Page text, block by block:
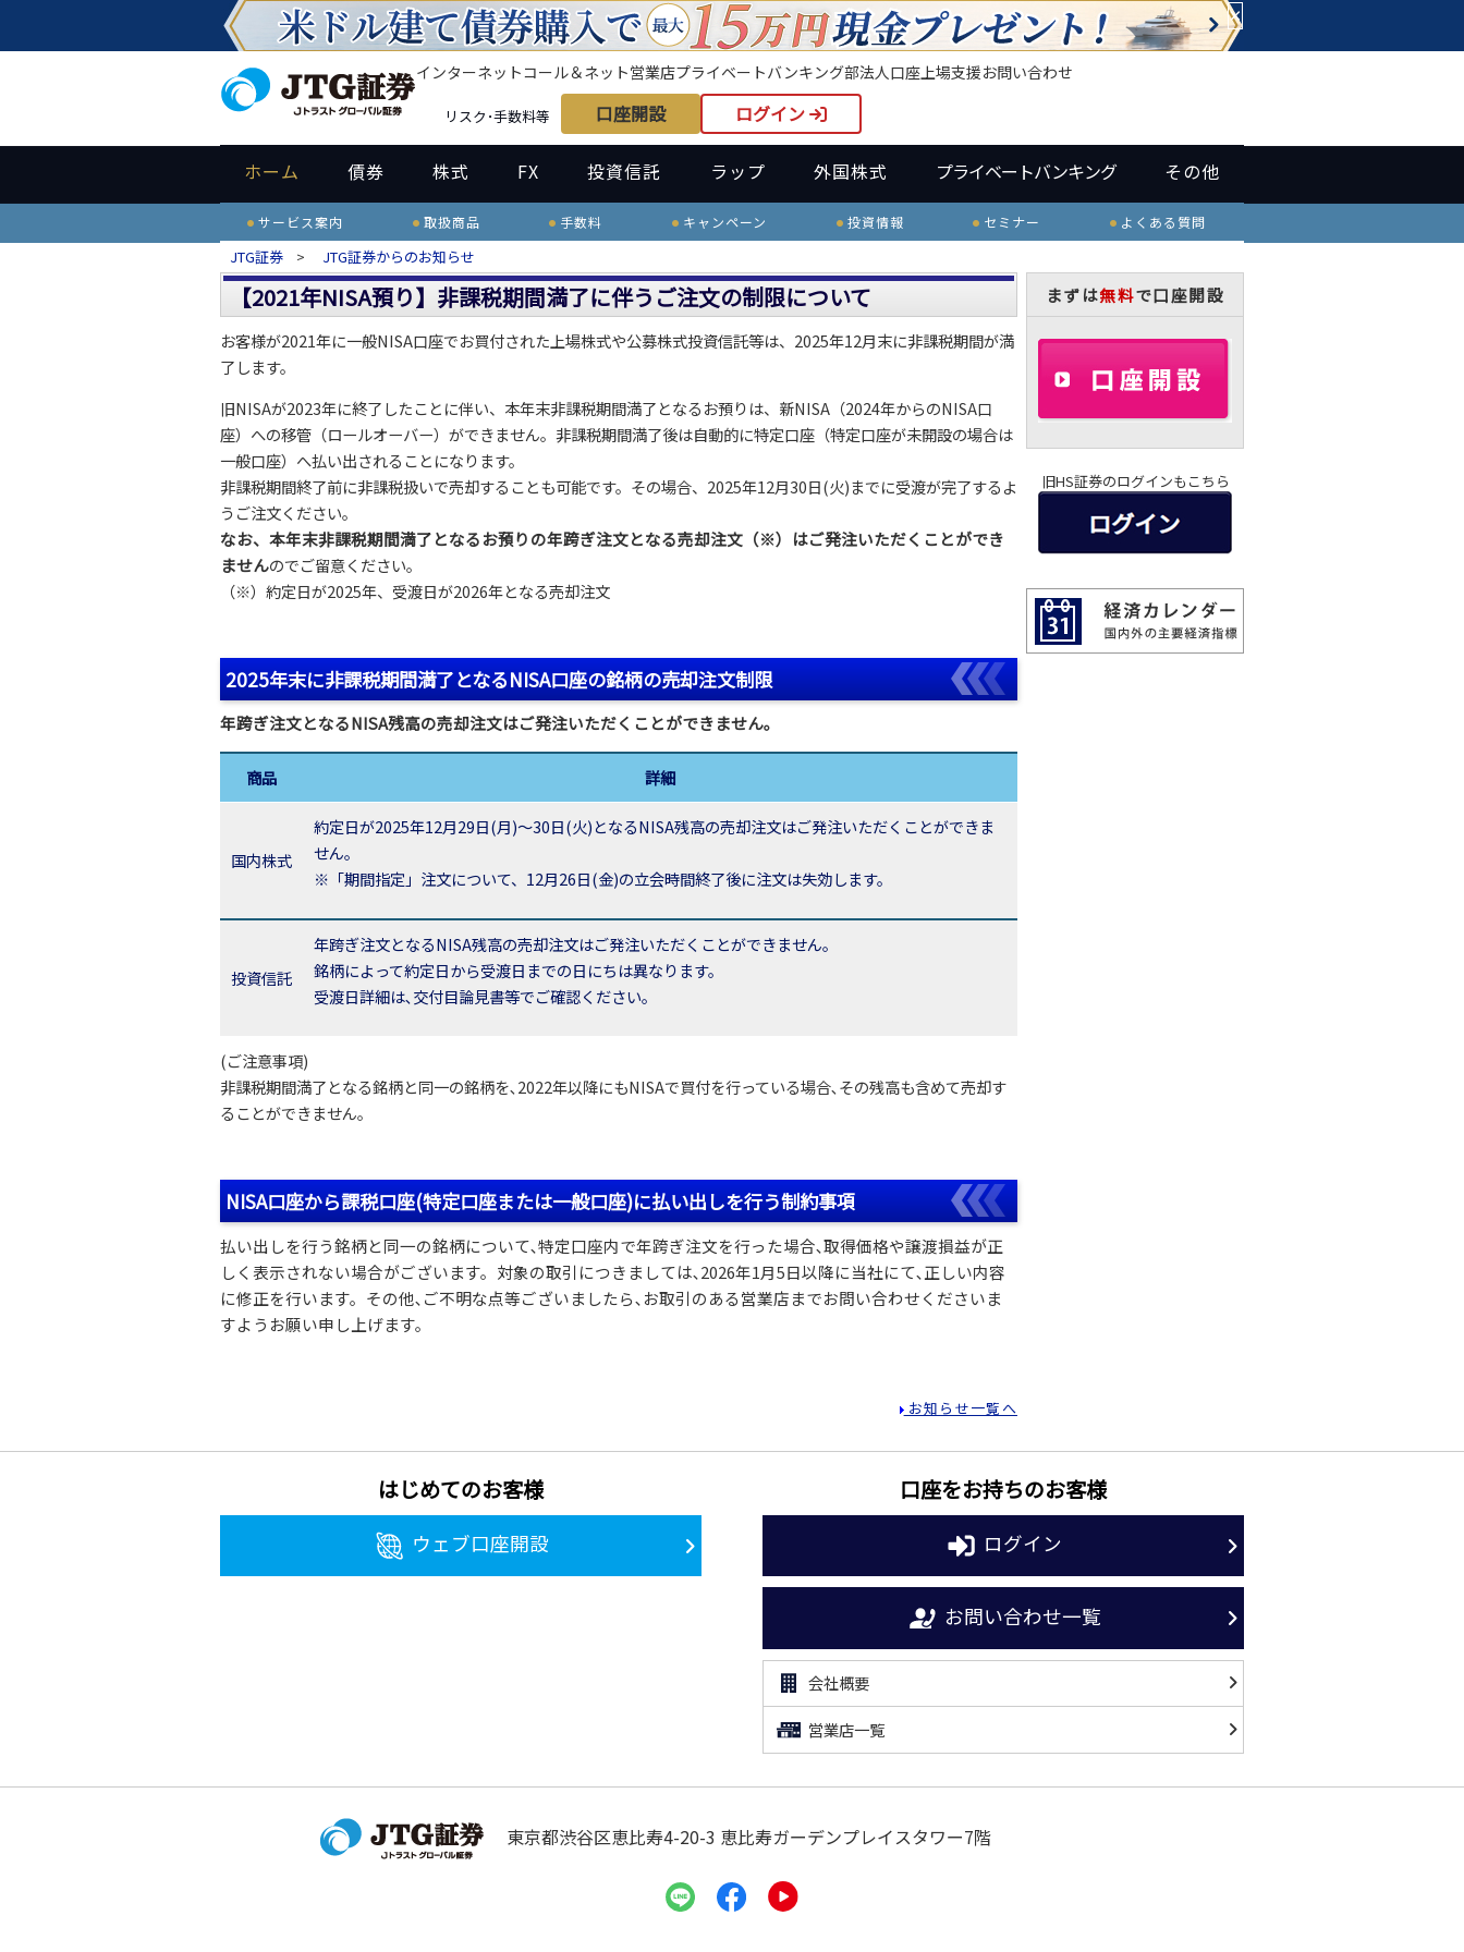
×
インターネットコール＆ネット営業店プライベートバンキング部法人口座上場支援お問い合わせ
リスク･手数料等 口座開設 ログイン
ホーム 債券 株式 FX 投資信託 ラップ 外国株式 プライベートバンキング その他
サービス案内 取扱商品 手数料 キャンペーン 投資情報 セミナー よくある質問
JTG証券 > JTG証券からのお知らせ
【2021年NISA預り】非課税期間満了に伴うご注文の制限について
お客様が2021年に一般NISA口座でお買付された上場株式や公募株式投資信託等は、2025年12月末に非課税期間が満
了します。
旧NISAが2023年に終了したことに伴い、本年末非課税期間満了となるお預りは、新NISA（2024年からのNISA口
座）への移管（ロールオーバー）ができません。非課税期間満了後は自動的に特定口座（特定口座が未開設の場合は
一般口座）へ払い出されることになります。
非課税期間終了前に非課税扱いで売却することも可能です。その場合、2025年12月30日(火)までに受渡が完了するよ
うご注文ください。
なお、本年末非課税期間満了となるお預りの年跨ぎ注文となる売却注文（※）はご発注いただくことができ
ませんのでご留意ください。
（※）約定日が2025年、受渡日が2026年となる売却注文
2025年末に非課税期間満了となるNISA口座の銘柄の売却注文制限
年跨ぎ注文となるNISA残高の売却注文はご発注いただくことができません。
商品 詳細
国内株式
約定日が2025年12月29日(月)～30日(火)となるNISA残高の売却注文はご発注いただくことができま
せん。
※「期間指定」注文について、12月26日(金)の立会時間終了後に注文は失効します。
投資信託
年跨ぎ注文となるNISA残高の売却注文はご発注いただくことができません。
銘柄によって約定日から受渡日までの日にちは異なります。
受渡日詳細は､交付目論見書等でご確認ください。
(ご注意事項)
非課税期間満了となる銘柄と同一の銘柄を､2022年以降にもNISAで買付を行っている場合､その残高も含めて売却す
ることができません。
NISA口座から課税口座(特定口座または一般口座)に払い出しを行う制約事項
払い出しを行う銘柄と同一の銘柄について､特定口座内で年跨ぎ注文を行った場合､取得価格や譲渡損益が正
しく表示されない場合がございます。対象の取引につきましては､2026年1月5日以降に当社にて､正しい内容
に修正を行います。その他､ご不明な点等ございましたら､お取引のある営業店までお問い合わせくださいま
すようお願い申し上げます。
お知らせ一覧へ
まずは無料で口座開設
旧HS証券のログインもこちら
はじめてのお客様
ウェブ口座開設
口座をお持ちのお客様
ログイン
お問い合わせ一覧
会社概要
営業店一覧
東京都渋谷区恵比寿4-20-3 恵比寿ガーデンプレイスタワー7階